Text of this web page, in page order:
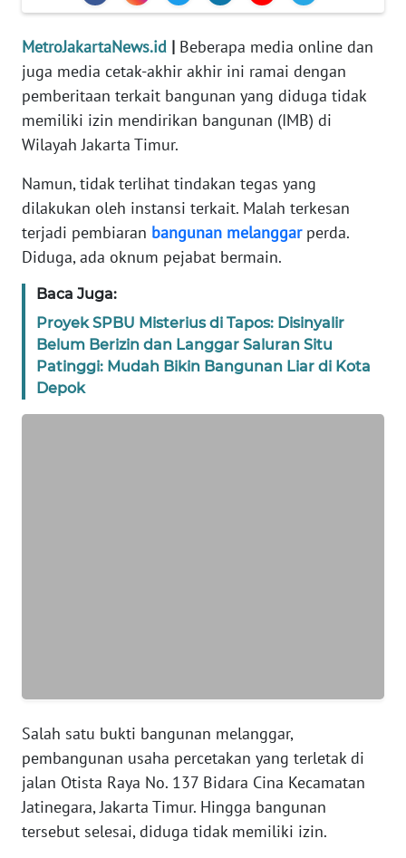
MetroJakartaNews.id | Beberapa media online dan
juga media cetak-akhir akhir ini ramai dengan
pemberitaan terkait bangunan yang diduga tidak
memiliki izin mendirikan bangunan (IMB) di
Wilayah Jakarta Timur.
Namun, tidak terlihat tindakan tegas yang
dilakukan oleh instansi terkait. Malah terkesan
terjadi pembiaran bangunan melanggarperda.
Diduga, ada oknum pejabat bermain.
Baca Juga:
Proyek SPBU Misterius di Tapos: Disinyalir
Belum Berizin dan Langgar Saluran Situ
Patinggi: Mudah Bikin Bangunan Liar di Kota
Depok
Salah satu bukti bangunan melanggar,
pembangunan usaha percetakan yang terletak di
jalan Otista Raya No. 137 Bidara Cina Kecamatan
Jatinegara, Jakarta Timur. Hingga bangunan
tersebut selesai, diduga tidak memiliki izin.
PEDOMAN
MEDIA
SIBER
REDAKSI
KARIR
DISCLAIMER
Wahana
News
Regional
WN
SUMUT
WN
JAKARTA
WN
PAPUA
PAPUA
BARAT